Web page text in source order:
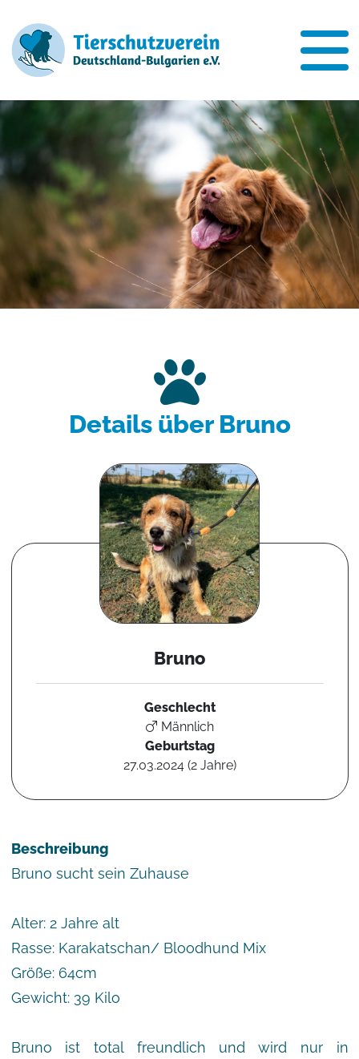
Details über Bruno
Bruno
Geschlecht
Männlich
Geburtstag
27.03.2024 (2 Jahre)
Beschreibung
Bruno sucht sein Zuhause
Alter: 2 Jahre alt
Rasse: Karakatschan/ Bloodhund Mix
Größe: 64cm
Gewicht: 39 Kilo
Bruno ist total freundlich und wird nur in